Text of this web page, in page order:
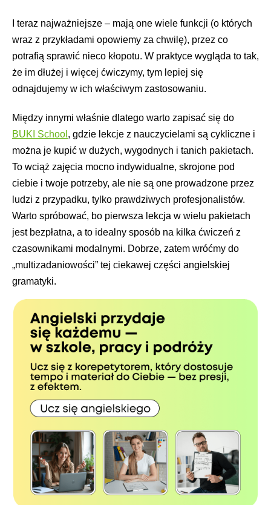
I teraz najważniejsze – mają one wiele funkcji (o których
wraz z przykładami opowiemy za chwilę), przez co
potrafią sprawić nieco kłopotu. W praktyce wygląda to tak,
że im dłużej i więcej ćwiczymy, tym lepiej się
odnajdujemy w ich właściwym zastosowaniu.
Między innymi właśnie dlatego warto zapisać się do
BUKI School , gdzie lekcje z nauczycielami są cykliczne i
można je kupić w dużych, wygodnych i tanich pakietach.
To wciąż zajęcia mocno indywidualne, skrojone pod
ciebie i twoje potrzeby, ale nie są one prowadzone przez
ludzi z przypadku, tylko prawdziwych profesjonalistów.
Warto spróbować, bo pierwsza lekcja w wielu pakietach
jest bezpłatna, a to idealny sposób na kilka ćwiczeń z
czasownikami modalnymi. Dobrze, zatem wróćmy do
„multizadaniowości” tej ciekawej części angielskiej
gramatyki.